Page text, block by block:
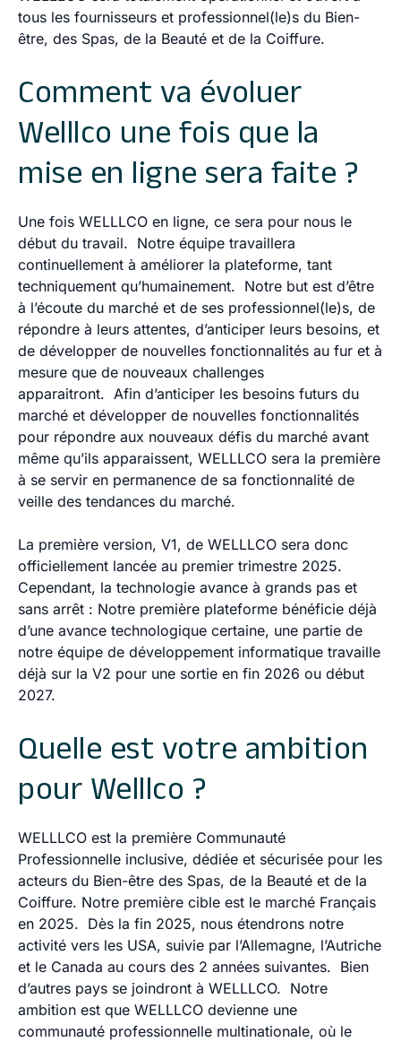
tous les fournisseurs et professionnel(le)s du Bien-
être, des Spas, de la Beauté et de la Coiffure.
Comment va évoluer
Welllco une fois que la
mise en ligne sera faite ?
Une fois WELLLCO en ligne, ce sera pour nous le
début du travail. Notre équipe travaillera
continuellement à améliorer la plateforme, tant
techniquement qu’humainement. Notre but est d’être
à l’écoute du marché et de ses professionnel(le)s, de
répondre à leurs attentes, d’anticiper leurs besoins, et
de développer de nouvelles fonctionnalités au fur et à
mesure que de nouveaux challenges
apparaitront. Afin d’anticiper les besoins futurs du
marché et développer de nouvelles fonctionnalités
pour répondre aux nouveaux défis du marché avant
même qu’ils apparaissent, WELLLCO sera la première
à se servir en permanence de sa fonctionnalité de
veille des tendances du marché.
La première version, V1, de WELLLCO sera donc
officiellement lancée au premier trimestre 2025.
Cependant, la technologie avance à grands pas et
sans arrêt : Notre première plateforme bénéficie déjà
d’une avance technologique certaine, une partie de
notre équipe de développement informatique travaille
déjà sur la V2 pour une sortie en fin 2026 ou début
2027.
Quelle est votre ambition
pour Welllco ?
WELLLCO est la première Communauté
Professionnelle inclusive, dédiée et sécurisée pour les
acteurs du Bien-être des Spas, de la Beauté et de la
Coiffure. Notre première cible est le marché Français
en 2025. Dès la fin 2025, nous étendrons notre
activité vers les USA, suivie par l’Allemagne, l’Autriche
et le Canada au cours des 2 années suivantes. Bien
d’autres pays se joindront à WELLLCO. Notre
ambition est que WELLLCO devienne une
communauté professionnelle multinationale, où le